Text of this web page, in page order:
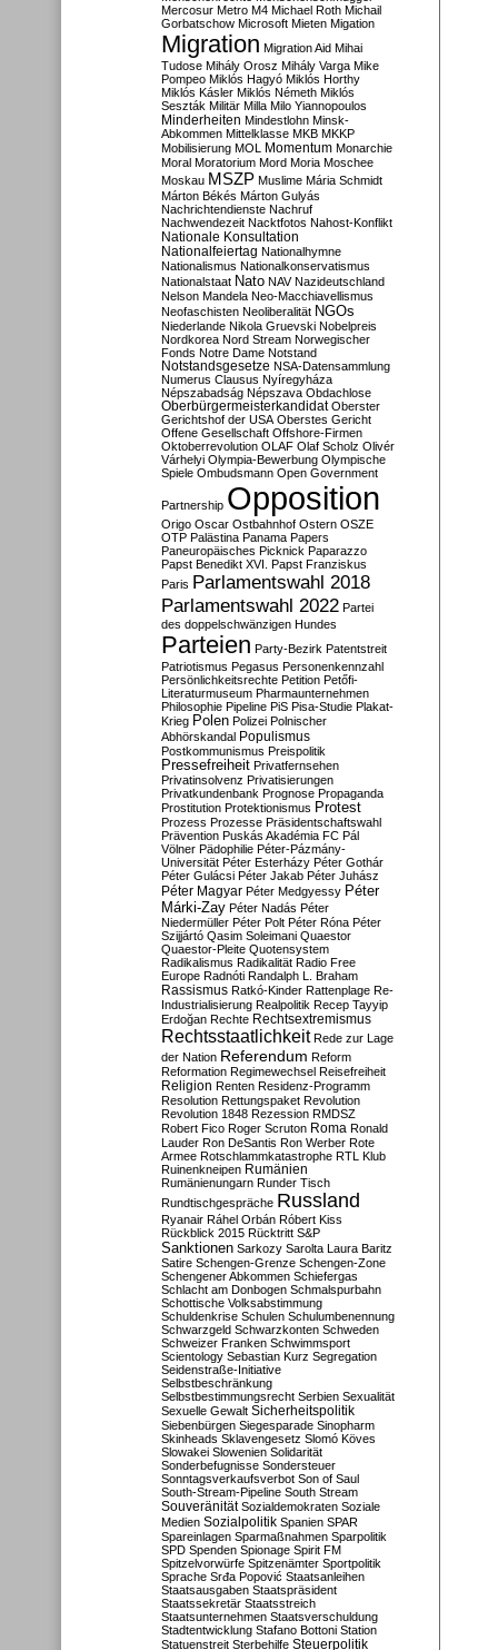
Mercosur Metro M4 Michael Roth Michail
Gorbatschow Microsoft Mieten Migation
Migration Migration Aid Mihai
Tudose Mihály Orosz Mihály Varga Mike
Pompeo Miklós Hagyó Miklós Horthy
Miklós Kásler Miklós Németh Miklós
Seszták Militär Milla Milo Yiannopoulos
Minderheiten Mindestlohn Minsk-
Abkommen Mittelklasse MKB MKKP
Mobilisierung MOL Momentum Monarchie
Moral Moratorium Mord Moria Moschee
Moskau MSZP Muslime Mária Schmidt
Márton Békés Márton Gulyás
Nachrichtendienste Nachruf
Nachwendezeit Nacktfotos Nahost-Konflikt
Nationale Konsultation
Nationalfeiertag Nationalhymne
Nationalismus Nationalkonservatismus
Nationalstaat Nato NAV Nazideutschland
Nelson Mandela Neo-Macchiavellismus
Neofaschisten Neoliberalität NGOs
Niederlande Nikola Gruevski Nobelpreis
Nordkorea Nord Stream Norwegischer
Fonds Notre Dame Notstand
Notstandsgesetze NSA-Datensammlung
Numerus Clausus Nyíregyháza
Népszabadság Népszava Obdachlose
Oberbürgermeisterkandidat Oberster
Gerichtshof der USA Oberstes Gericht
Offene Gesellschaft Offshore-Firmen
Oktoberrevolution OLAF Olaf Scholz Olivér
Várhelyi Olympia-Bewerbung Olympische
Spiele Ombudsmann Open Government
Partnership Opposition
Origo Oscar Ostbahnhof Ostern OSZE
OTP Palästina Panama Papers
Paneuropäisches Picknick Paparazzo
Papst Benedikt XVI. Papst Franziskus
Paris Parlamentswahl 2018
Parlamentswahl 2022 Partei
des doppelschwänzigen Hundes
Parteien Party-Bezirk Patentstreit
Patriotismus Pegasus Personenkennzahl
Persönlichkeitsrechte Petition Petőfi-
Literaturmuseum Pharmaunternehmen
Philosophie Pipeline PiS Pisa-Studie Plakat-
Krieg Polen Polizei Polnischer
Abhörskandal Populismus
Postkommunismus Preispolitik
Pressefreiheit Privatfernsehen
Privatinsolvenz Privatisierungen
Privatkundenbank Prognose Propaganda
Prostitution Protektionismus Protest
Prozess Prozesse Präsidentschaftswahl
Prävention Puskás Akadémia FC Pál
Völner Pädophilie Péter-Pázmány-
Universität Péter Esterházy Péter Gothár
Péter Gulácsi Péter Jakab Péter Juhász
Péter Magyar Péter Medgyessy Péter
Márki-Zay Péter Nadás Péter
Niedermüller Péter Polt Péter Róna Péter
Szijjártó Qasim Soleimani Quaestor
Quaestor-Pleite Quotensystem
Radikalismus Radikalität Radio Free
Europe Radnóti Randalph L. Braham
Rassismus Ratkó-Kinder Rattenplage Re-
Industrialisierung Realpolitik Recep Tayyip
Erdoğan Rechte Rechtsextremismus
Rechtsstaatlichkeit Rede zur Lage
der Nation Referendum Reform
Reformation Regimewechsel Reisefreiheit
Religion Renten Residenz-Programm
Resolution Rettungspaket Revolution
Revolution 1848 Rezession RMDSZ
Robert Fico Roger Scruton Roma Ronald
Lauder Ron DeSantis Ron Werber Rote
Armee Rotschlammkatastrophe RTL Klub
Ruinenkneipen Rumänien
Rumänienungarn Runder Tisch
Rundtischgespräche Russland
Ryanair Ráhel Orbán Róbert Kiss
Rückblick 2015 Rücktritt S&P
Sanktionen Sarkozy Sarolta Laura Baritz
Satire Schengen-Grenze Schengen-Zone
Schengener Abkommen Schiefergas
Schlacht am Donbogen Schmalspurbahn
Schottische Volksabstimmung
Schuldenkrise Schulen Schulumbenennung
Schwarzgeld Schwarzkonten Schweden
Schweizer Franken Schwimmsport
Scientology Sebastian Kurz Segregation
Seidenstraße-Initiative
Selbstbeschränkung
Selbstbestimmungsrecht Serbien Sexualität
Sexuelle Gewalt Sicherheitspolitik
Siebenbürgen Siegesparade Sinopharm
Skinheads Sklavengesetz Slomó Köves
Slowakei Slowenien Solidarität
Sonderbefugnisse Sondersteuer
Sonntagsverkaufsverbot Son of Saul
South-Stream-Pipeline South Stream
Souveränität Sozialdemokraten Soziale
Medien Sozialpolitik Spanien SPAR
Spareinlagen Sparmaßnahmen Sparpolitik
SPD Spenden Spionage Spirit FM
Spitzelvorwürfe Spitzenämter Sportpolitik
Sprache Srđa Popović Staatsanleihen
Staatsausgaben Staatspräsident
Staatssekretär Staatsstreich
Staatsunternehmen Staatsverschuldung
Stadtentwicklung Stafano Bottoni Station
Statuenstreit Sterbehilfe Steuerpolitik